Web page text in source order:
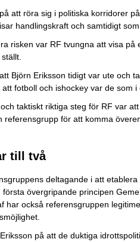
att röra sig i politiska korridorer
handlingskraft och samtidigt
risken var RF tvungna att visa
Björn Eriksson tidigt var ute och
fotboll och ishockey var de som
taktiskt riktiga steg för RF var
referensgrupp för att komma
till två
deltagande i att
första övergripande principen
har också referensgruppen
på att de duktiga